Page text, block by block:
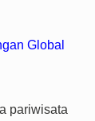
Global
pariwisata